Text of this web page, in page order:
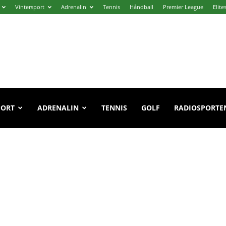
Vintersport Adrenalin Tennis Håndball Premier League
ADRENALIN TENNIS GOLF